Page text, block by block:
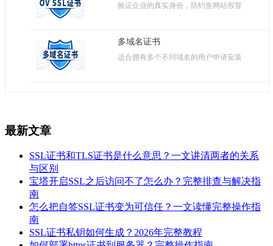
验证企业的真实身份，防钓鱼网站假冒
多域名证书
适合拥有多个不同域名的用户申请安装
最新文章
SSL证书和TLS证书是什么意思？一文讲清两者的关系
与区别
宝塔开启SSL之后访问不了怎么办？完整排查与解决指
南
怎么把自签SSL证书变为可信任？一文读懂完整操作指
南
SSL证书私钥如何生成？2026年完整教程